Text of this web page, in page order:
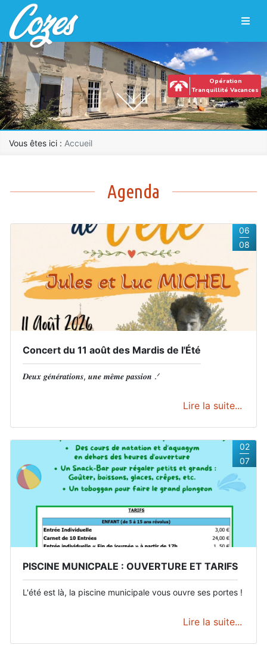
Saut au contenu principal
Opération
Tranquillité Vacances
Vous êtes ici : Accueil
Agenda
06
08
Concert du 11 août des Mardis de l'Été
𝑫𝒆𝒖𝒙 𝒈𝒆́𝒏𝒆́𝒓𝒂𝒕𝒊𝒐𝒏𝒔, 𝒖𝒏𝒆 𝒎𝒆̂𝒎𝒆 𝒑𝒂𝒔𝒔𝒊𝒐𝒏 .ᐟ
Lire la suite...
02
07
PISCINE MUNICPALE : OUVERTURE ET TARIFS
L'été est là, la piscine municipale vous ouvre ses portes !
Lire la suite...
Panneau de gestion des cookies